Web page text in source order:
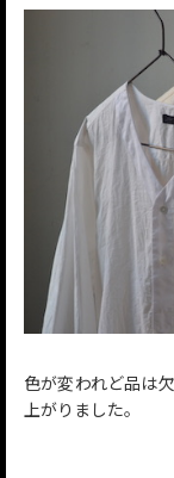
色が変われど品は
上がりました。